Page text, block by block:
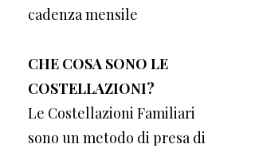
cadenza mensile
CHE COSA SONO LE
COSTELLAZIONI?
Le Costellazioni Familiari
sono un metodo di presa di